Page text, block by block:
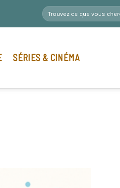
SÉRIES & CINÉMA